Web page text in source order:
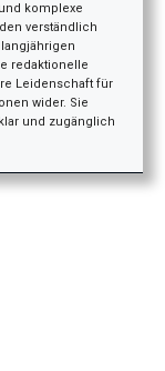
komplexe
verständlich
redaktionelle
Leidenschaft für
wider. Sie
und zugänglich